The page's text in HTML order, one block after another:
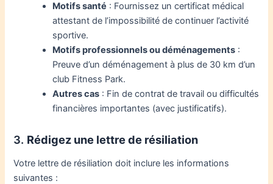
Motifs santé : Fournissez un certificat médical
attestant de l’impossibilité de continuer l’activité
sportive.
Motifs professionnels ou déménagements :
Preuve d’un déménagement à plus de 30 km d’un
club Fitness Park.
Autres cas : Fin de contrat de travail ou difficultés
financières importantes (avec justificatifs).
3. Rédigez une lettre de résiliation
Votre lettre de résiliation doit inclure les informations
suivantes :